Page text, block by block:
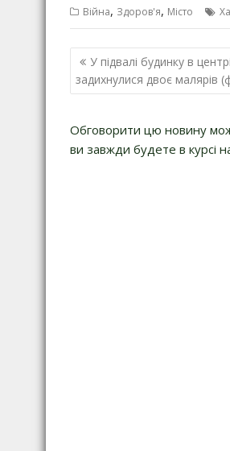
Війна, Здоров'я, Місто
Навігація
записів
У підвалі будинку в
задихнулися двоє малярів
Обговорити цю новину
ви завжди будете в курсі